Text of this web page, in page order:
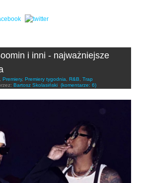
i inni - najważniejsze
, Premiery, Premiery tygodnia, R&B, Trap
Bartosz Skolasiński (komentarze: 6)